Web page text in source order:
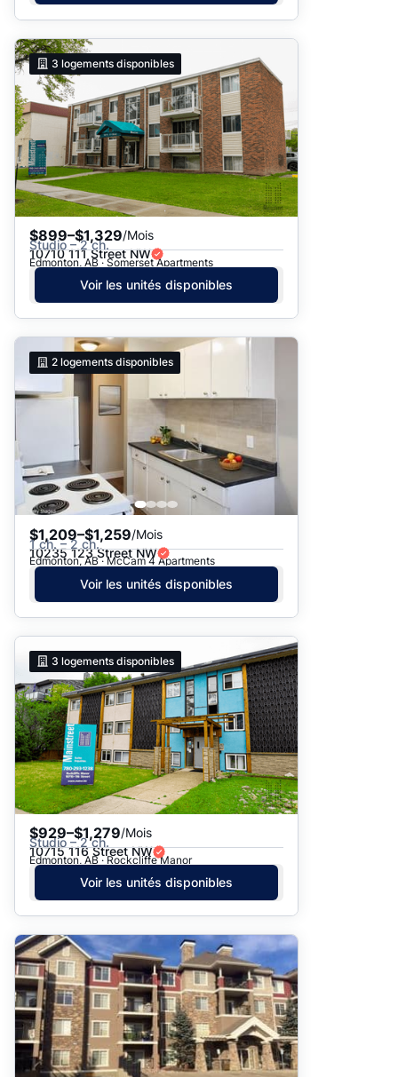
3 logements disponibles
$899–$1,329/Mois
Studio – 2 ch.
10710 111 Street NW
Edmonton, AB · Somerset Apartments
Voir les unités disponibles
2 logements disponibles
$1,209–$1,259/Mois
1 ch. – 2 ch.
10235 123 Street NW
Edmonton, AB · McCam 4 Apartments
Voir les unités disponibles
3 logements disponibles
$929–$1,279/Mois
Studio – 2 ch.
10715 116 Street NW
Edmonton, AB · Rockcliffe Manor
Voir les unités disponibles